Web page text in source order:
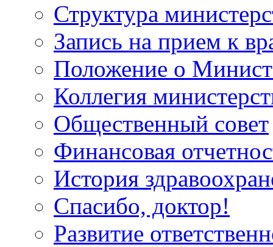
Структура
Запись на прием к
Положение о
Коллегия
Общественный совет
Финансовая
История
Спасибо, доктор!
Развитие